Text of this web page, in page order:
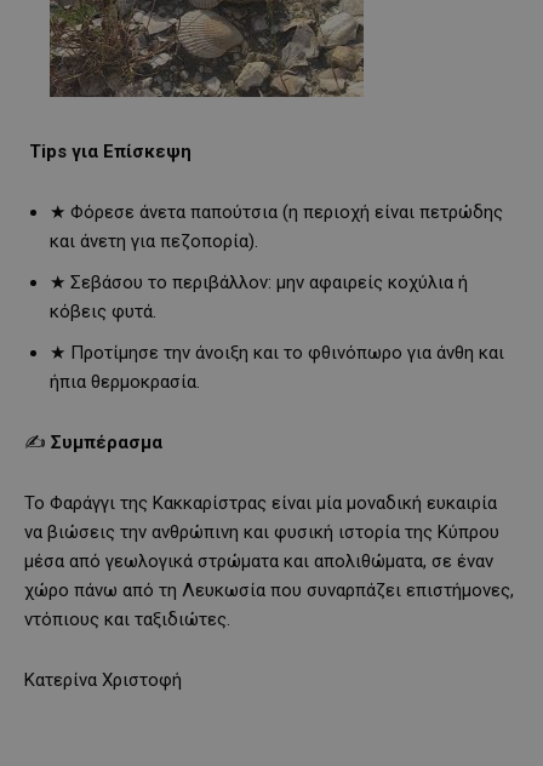
Tips για Επίσκεψη
★ Φόρεσε άνετα παπούτσια (η περιοχή είναι πετρώδης
και άνετη για πεζοπορία).
★ Σεβάσου το περιβάλλον: μην αφαιρείς κοχύλια ή
κόβεις φυτά.
★ Προτίμησε την άνοιξη και το φθινόπωρο για άνθη και
ήπια θερμοκρασία.
✍️ Συμπέρασμα
Το Φαράγγι της Κακκαρίστρας είναι μία μοναδική ευκαιρία
να βιώσεις την ανθρώπινη και φυσική ιστορία της Κύπρου
μέσα από γεωλογικά στρώματα και απολιθώματα, σε έναν
χώρο πάνω από τη Λευκωσία που συναρπάζει επιστήμονες,
ντόπιους και ταξιδιώτες.
Κατερίνα Χριστοφή